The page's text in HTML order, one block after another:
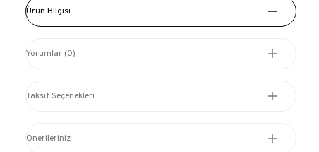
Ürün Bilgisi
Yorumlar (0)
Taksit Seçenekleri
Önerileriniz